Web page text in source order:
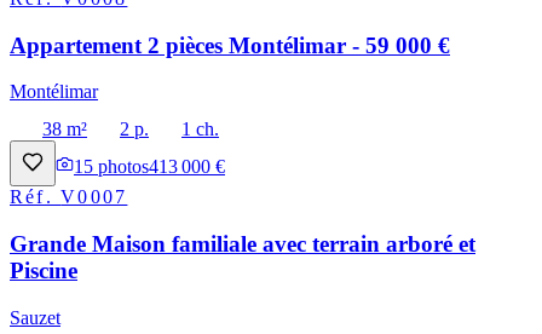
Appartement 2 pièces Montélimar - 59 000 €
Montélimar
38 m²
2 p.
1 ch.
15 photos413 000 €
Réf.V0007
Grande Maison familiale avec terrain arboré et
Piscine
Sauzet